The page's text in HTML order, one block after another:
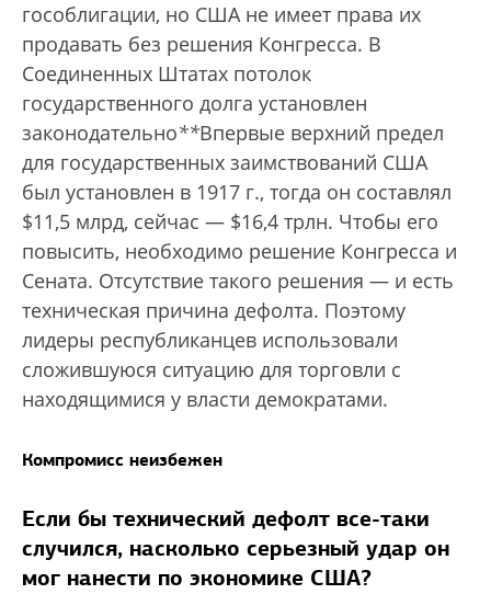
гособлигации, но США не имеет права их
продавать без решения Конгресса. В
Соединенных Штатах потолок
государственного долга установлен
законодательно**Впервые верхний предел
для государственных заимствований США
был установлен в 1917 г., тогда он составлял
$11,5 млрд, сейчас — $16,4 трлн. Чтобы его
повысить, необходимо решение Конгресса и
Сената. Отсутствие такого решения — и есть
техническая причина дефолта. Поэтому
лидеры республиканцев использовали
сложившуюся ситуацию для торговли с
находящимися у власти демократами.
Компромисс неизбежен
Если бы технический дефолт все-таки
случился, насколько серьезный удар он
мог нанести по экономике США?